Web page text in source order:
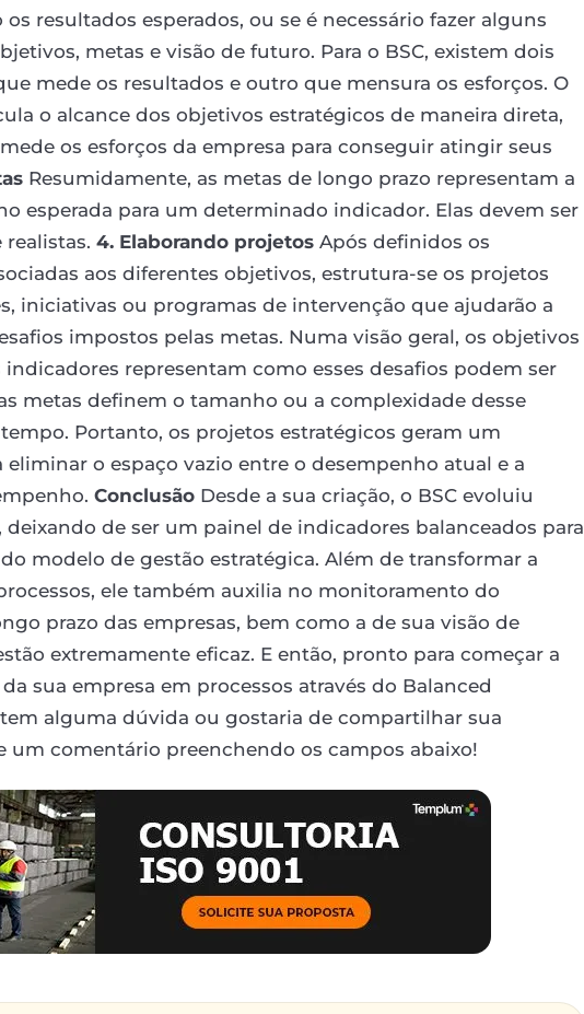
resultados esperados, ou se é necessário fazer alguns
metas e visão de futuro. Para o BSC, existem dois
mede os resultados e outro que mensura os esforços. O
o alcance dos objetivos estratégicos de maneira direta,
os esforços da empresa para conseguir atingir seus
Resumidamente, as metas de longo prazo representam a
esperada para um determinado indicador. Elas devem ser
realistas. 4. Elaborando projetos Após definidos os
aos diferentes objetivos, estrutura-se os projetos
iniciativas ou programas de intervenção que ajudarão a
impostos pelas metas. Numa visão geral, os objetivos
indicadores representam como esses desafios podem ser
metas definem o tamanho ou a complexidade desse
Portanto, os projetos estratégicos geram um
o espaço vazio entre o desempenho atual e a
Conclusão Desde a sua criação, o BSC evoluiu
de ser um painel de indicadores balanceados para
modelo de gestão estratégica. Além de transformar a
ele também auxilia no monitoramento do
prazo das empresas, bem como a de sua visão de
extremamente eficaz. E então, pronto para começar a
sua empresa em processos através do Balanced
alguma dúvida ou gostaria de compartilhar sua
um comentário preenchendo os campos abaixo!